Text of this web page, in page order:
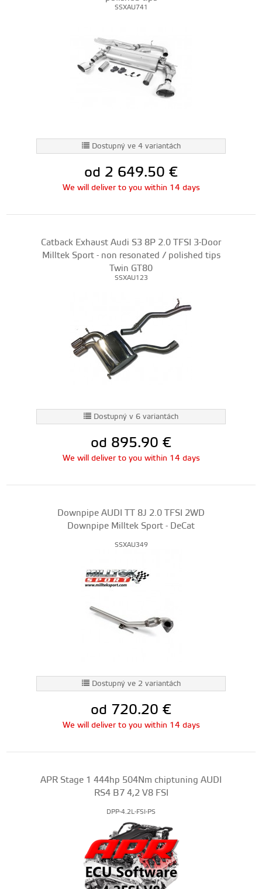
SSXAU741
Dostupný ve 4 variantách
od 2 649.50 €
We will deliver to you within 14 days
Catback Exhaust Audi S3 8P 2.0 TFSI 3-Door
Milltek Sport - non resonated / polished tips
Twin GT80
SSXAU123
Dostupný v 6 variantách
od 895.90 €
We will deliver to you within 14 days
Downpipe AUDI TT 8J 2.0 TFSI 2WD
Downpipe Milltek Sport - DeCat
SSXAU349
Dostupný ve 2 variantách
od 720.20 €
We will deliver to you within 14 days
APR Stage 1 444hp 504Nm chiptuning AUDI
RS4 B7 4,2 V8 FSI
DPP-4.2L-FSI-PS